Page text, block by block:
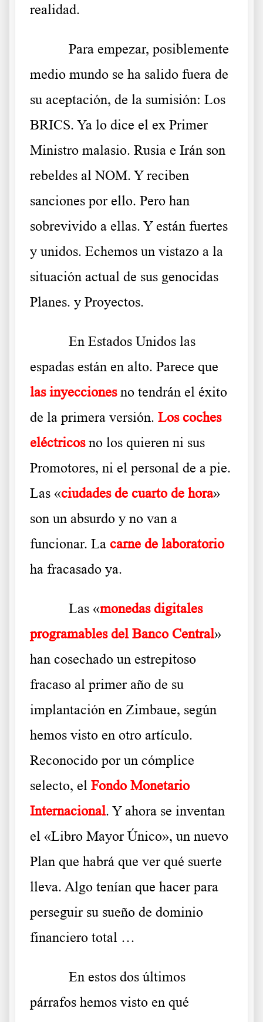
realidad.
Para empezar, posiblemente
medio mundo se ha salido fuera de
su aceptación, de la sumisión: Los
BRICS. Ya lo dice el ex Primer
Ministro malasio. Rusia e Irán son
rebeldes al NOM. Y reciben
sanciones por ello. Pero han
sobrevivido a ellas. Y están fuertes
y unidos. Echemos un vistazo a la
situación actual de sus genocidas
Planes. y Proyectos.
En Estados Unidos las
espadas están en alto. Parece que
las inyeccionesno tendrán el éxito
de la primera versión. Los coches
eléctricosno los quieren ni sus
Promotores, ni el personal de a pie.
Las «ciudades de cuarto de hora»
son un absurdo y no van a
funcionar. La carne de laboratorio
ha fracasado ya.
Las «monedas digitales
programables del Banco Central»
han cosechado un estrepitoso
fracaso al primer año de su
implantación en Zimbaue, según
hemos visto en otro artículo.
Reconocido por un cómplice
selecto, el Fondo Monetario
Internacional. Y ahora se inventan
el «Libro Mayor Único», un nuevo
Plan que habrá que ver qué suerte
lleva. Algo tenían que hacer para
perseguir su sueño de dominio
financiero total …
En estos dos últimos
párrafos hemos visto en qué